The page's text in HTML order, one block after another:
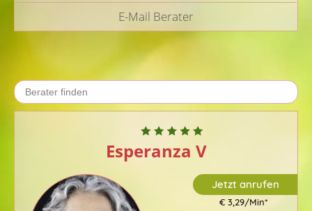
E-Mail Berater
Esperanza V
Jetzt anrufen
€ 3,29/Min*